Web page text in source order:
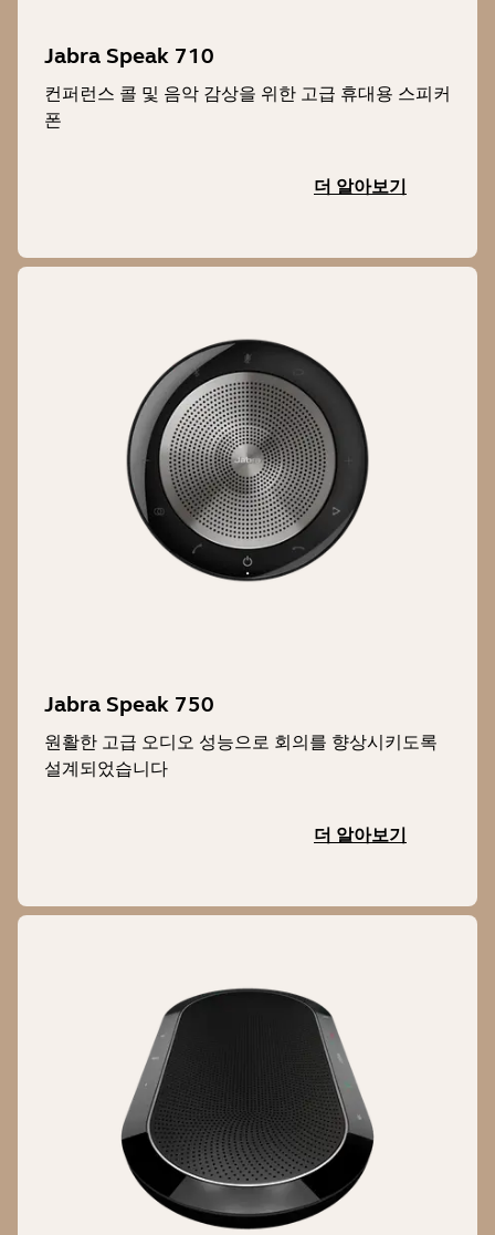
Jabra Speak 710
컨퍼런스 콜 및 음악 감상을 위한 고급 휴대용 스피커
폰
더 알아보기
Jabra Speak 750
원활한 고급 오디오 성능으로 회의를 향상시키도록
설계되었습니다
더 알아보기